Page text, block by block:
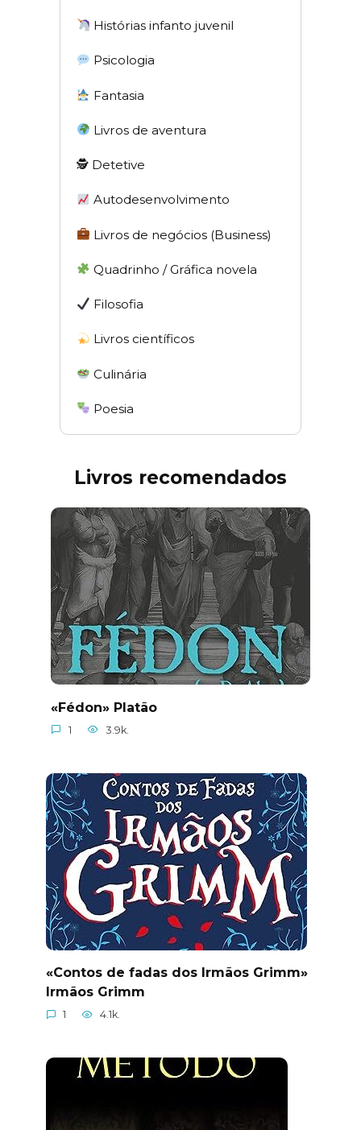
Histórias infanto juvenil
Psicologia
Fantasia
Livros de aventura
🕵 Detetive
Autodesenvolvimento
Livros de negócios (Business)
Quadrinho / Gráfica novela
Filosofia
Livros científicos
Culinária
Poesia
Livros recomendados
«Fédon» Platão
1 3.9k.
«Contos de fadas dos Irmãos Grimm»
Irmãos Grimm
1 4.1k.